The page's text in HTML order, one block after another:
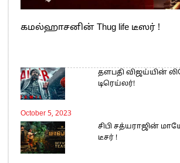
கமல்ஹாசனின் Thug life டீஸர் !
தளபதி விஜய்யின்
டிரெய்லர்!
October 5, 2023
சிபி சத்யராஜின்
டீசர் !